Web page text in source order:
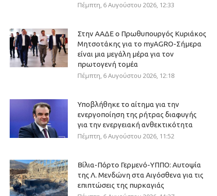
Πέμπτη, 6 Αυγούστου 2026, 12:33
Στην ΑΑΔΕ ο Πρωθυπουργός Κυριάκος
Μητσοτάκης για το myAGRO-Σήμερα
είναι μια μεγάλη μέρα για τον
πρωτογενή τομέα
Πέμπτη, 6 Αυγούστου 2026, 12:18
Υποβλήθηκε το αίτημα για την
ενεργοποίηση της ρήτρας διαφυγής
για την ενεργειακή ανθεκτικότητα
Πέμπτη, 6 Αυγούστου 2026, 11:52
Βίλια-Πόρτο Γερμενό-ΥΠΠΟ: Αυτοψία
της Λ. Μενδώνη στα Αιγόσθενα για τις
επιπτώσεις της πυρκαγιάς